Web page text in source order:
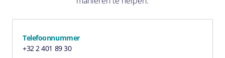
Telefoonnummer
+32 2 401 89 30